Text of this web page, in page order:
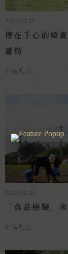
2022.03.11
捧在手心的嬌
蘆筍
山海札記
2022.02.25
「食品檢驗」
山海札記